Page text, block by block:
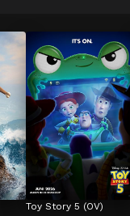
Toy Story 5 (OV)